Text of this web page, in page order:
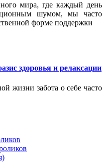
мира, где каждый день
шумом, мы часто
форме поддержки
здоровья и релаксации
жизни забота о себе часто